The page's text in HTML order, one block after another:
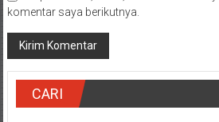
komentar saya berikutnya.
CARI